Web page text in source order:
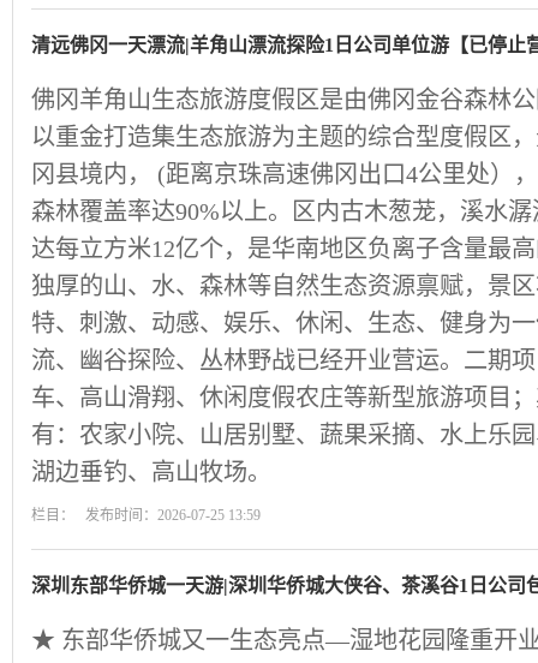
清远佛冈一天漂流|羊角山漂流探险1日公司单位游【已停止
佛冈羊角山生态旅游度假区是由佛冈金谷森林
以重金打造集生态旅游为主题的综合型度假区
冈县境内， (距离京珠高速佛冈出口4公里处）
森林覆盖率达90%以上。区内古木葱茏，溪水
达每立方米12亿个，是华南地区负离子含量最
独厚的山、水、森林等自然生态资源禀赋，景
特、刺激、动感、娱乐、休闲、生态、健身为
流、幽谷探险、丛林野战已经开业营运。二期
车、高山滑翔、休闲度假农庄等新型旅游项目
有：农家小院、山居别墅、蔬果采摘、水上乐
湖边垂钓、高山牧场。
栏目： 发布时间：2026-07-25 13:59
深圳东部华侨城一天游|深圳华侨城大侠谷、茶溪谷1日公司
★ 东部华侨城又一生态亮点—湿地花园隆重开